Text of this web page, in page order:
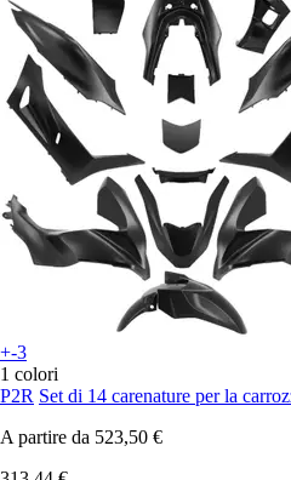
+-3
1 colori
P2R Set di 14 carenature per la
A partire da 523,50 €